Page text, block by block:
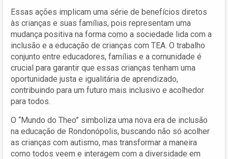
Essas ações implicam uma série de benefícios diretos
às crianças e suas famílias, pois representam uma
mudança positiva na forma como a sociedade lida com a
inclusão e a educação de crianças com TEA. O trabalho
conjunto entre educadores, famílias e a comunidade é
crucial para garantir que essas crianças tenham uma
oportunidade justa e igualitária de aprendizado,
contribuindo para um futuro mais inclusivo e acolhedor
para todos.
O “Mundo do Theo” simboliza uma nova era de inclusão
na educação de Rondonópolis, buscando não só acolher
as crianças com autismo, mas transformar a maneira
como todos veem e interagem com a diversidade em